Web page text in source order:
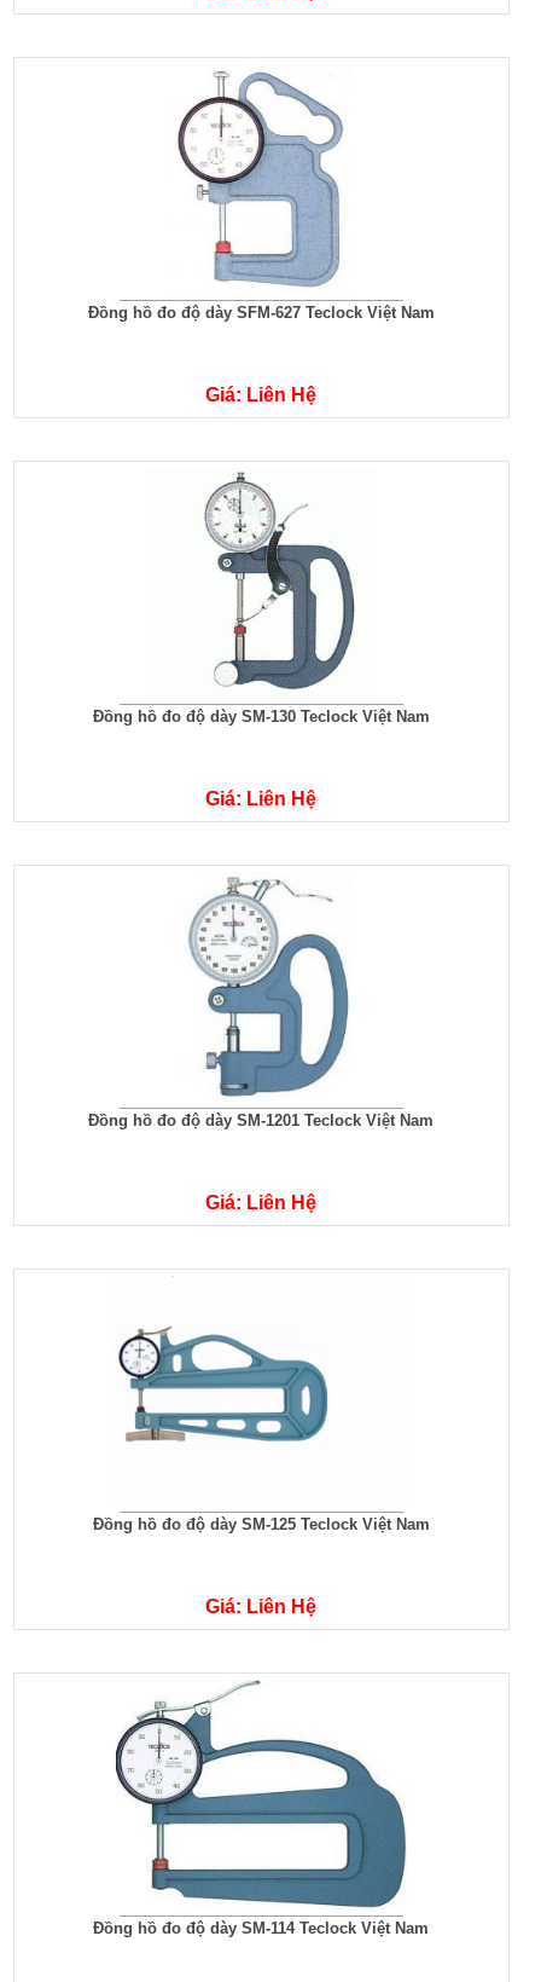
Đồng hồ đo độ dày SFM-627 Teclock Việt Nam
Giá: Liên Hệ
Đồng hồ đo độ dày SM-130 Teclock Việt Nam
Giá: Liên Hệ
Đồng hồ đo độ dày SM-1201 Teclock Việt Nam
Giá: Liên Hệ
Đồng hồ đo độ dày SM-125 Teclock Việt Nam
Giá: Liên Hệ
Đồng hồ đo độ dày SM-114 Teclock Việt Nam